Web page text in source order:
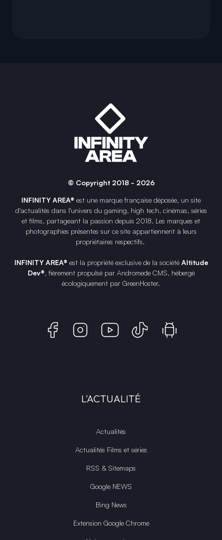
© Copyright 2018 - 2026
INFINITY AREA® est une marque française déposée, un site
d'actualités dans l'univers du gaming, high tech, cinémas, séries
et films, partageant la passion depuis 2018. Les marques et
photographies présentes sur ce site appartiennent à leurs
propriétaires respectifs.
INFINITY AREA® est la propriété exclusive de la société Altitude
Dev®, fièrement propulsé par Andromede CMS, hébergé
écologiquement par GreenHoster.
L'ACTUALITÉ
Actualités
Actualités Films et séries
RSS & Sitemaps
Google NEWS
Bing News
Extension Google Chrome